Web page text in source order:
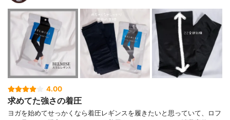
4.00
求めてた強さの着圧
ヨガを始めてせっかくなら着圧レギンスを履きたいと思っていて、ロフ